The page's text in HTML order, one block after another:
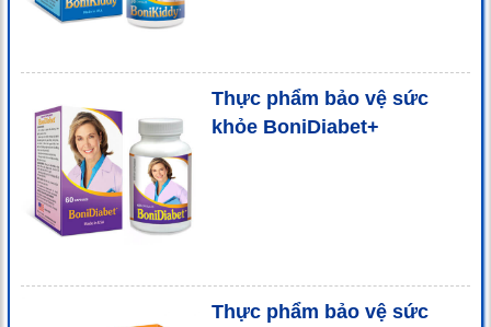
Thực phẩm bảo vệ sức
khỏe BoniDiabet+
Thực phẩm bảo vệ sức